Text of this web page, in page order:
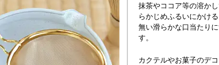
抹茶やココア等の溶か
らかじめふるいにかけ
無い滑らかな口当たり
す。
カクテルやお菓子のデ